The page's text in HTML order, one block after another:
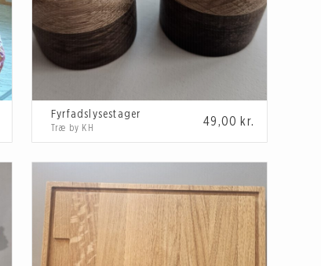
Fyrfadslysestager
49,00 kr.
Træ by KH